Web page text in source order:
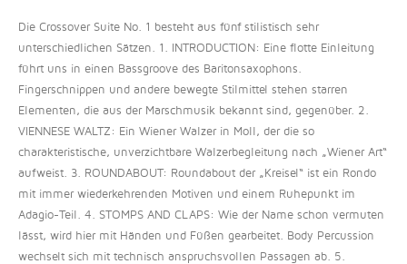
Die Crossover Suite No. 1 besteht aus fünf stilistisch sehr
unterschiedlichen Sätzen. 1. INTRODUCTION: Eine flotte Einleitung
führt uns in einen Bassgroove des Baritonsaxophons.
Fingerschnippen und andere bewegte Stilmittel stehen starren
Elementen, die aus der Marschmusik bekannt sind, gegenüber. 2.
VIENNESE WALTZ: Ein Wiener Walzer in Moll, der die so
charakteristische, unverzichtbare Walzerbegleitung nach „Wiener Art“
aufweist. 3. ROUNDABOUT: Roundabout der „Kreisel“ ist ein Rondo
mit immer wiederkehrenden Motiven und einem Ruhepunkt im
Adagio-Teil. 4. STOMPS AND CLAPS: Wie der Name schon vermuten
lässt, wird hier mit Händen und Füßen gearbeitet. Body Percussion
wechselt sich mit technisch anspruchsvollen Passagen ab. 5.